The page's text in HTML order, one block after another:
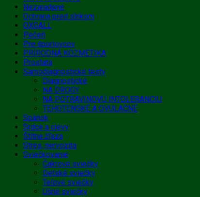
Nezaradené
Ochrana pred slnkom
OXGALL
Pečeň
Pre športovcov
PRÍRODNÁ KOZMETIKA
Prostata
Samodiagnostické testy
Diagnostické
NA DROGY
NA POTRAVINOVÚ INTOLERANCIU
TEHOTENSKÉ A OVULAČNÉ
Spánok
Srdce a cievy
Štítna žľaza
Stres, nervozita
Sviečkovanie
Čakrové sviečky
Detské sviečky
Telové sviečky
Ušné sviečky